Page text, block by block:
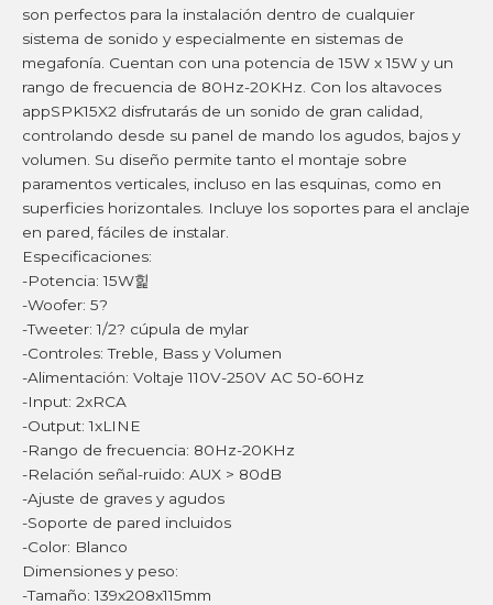
son perfectos para la instalación dentro de cualquier
sistema de sonido y especialmente en sistemas de
megafonía. Cuentan con una potencia de 15W x 15W y un
rango de frecuencia de 80Hz-20KHz. Con los altavoces
appSPK15X2 disfrutarás de un sonido de gran calidad,
controlando desde su panel de mando los agudos, bajos y
volumen. Su diseño permite tanto el montaje sobre
paramentos verticales, incluso en las esquinas, como en
superficies horizontales. Incluye los soportes para el anclaje
en pared, fáciles de instalar.
Especificaciones:
-Potencia: 15W힕
-Woofer: 5?
-Tweeter: 1/2? cúpula de mylar
-Controles: Treble, Bass y Volumen
-Alimentación: Voltaje 110V-250V AC 50-60Hz
-Input: 2xRCA
-Output: 1xLINE
-Rango de frecuencia: 80Hz-20KHz
-Relación señal-ruido: AUX > 80dB
-Ajuste de graves y agudos
-Soporte de pared incluidos
-Color: Blanco
Dimensiones y peso:
-Tamaño: 139x208x115mm